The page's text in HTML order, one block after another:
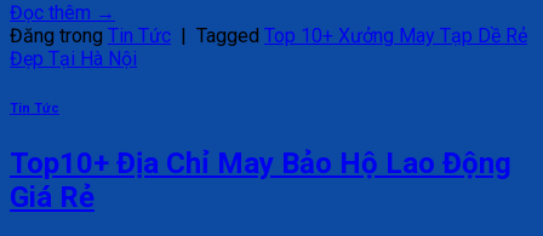
Đọc thêm →
Đăng trong Tin Tức | Tagged Top 10+ Xưởng May Tạp Dề Rẻ
Đẹp Tại Hà Nội
Tin Tức
Top10+ Địa Chỉ May Bảo Hộ Lao Động
Giá Rẻ